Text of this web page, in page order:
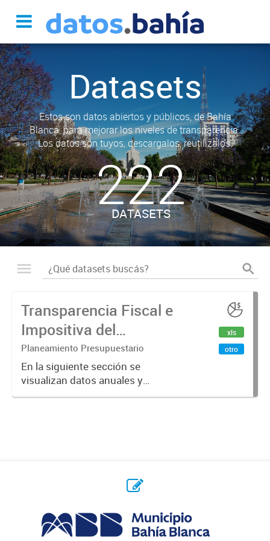
Datasets
Estos son datos abiertos y públicos, de Bahía
Blanca, para mejorar los niveles de transparencia.
Los datos son tuyos, descargalos, reutilizalos.
222
DATASETS
Transparencia Fiscal e
Impositiva del
Municipio. Año 2024
Planeamiento Presupuestario
En la siguiente sección se
visualizan datos anuales y
trimestrales referidos a la
xls
otro